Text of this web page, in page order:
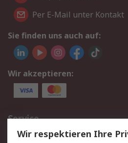
Per E-Mail unter Kontakt
Sie finden uns auch auf:
Wir akzeptieren:
Service
Value Added Services
Wir respektieren Ihre